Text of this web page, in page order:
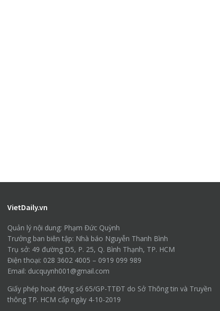
VietDaily.vn
Quản lý nội dung: Phạm Đức Quỳnh
Trưởng ban biên tập: Nhà báo Nguyễn Thanh Bình
Trụ sở: 49 đường D5, P. 25, Q. Bình Thạnh, TP. HCM
Điện thoại: 028 3602 4005 – 0919 099 989
Email: ducquynh001@gmail.com
Giấy phép hoạt động số 65/GP-TTĐT do Sở Thông tin và Truyền
thông TP. HCM cấp ngày 4-10-2019